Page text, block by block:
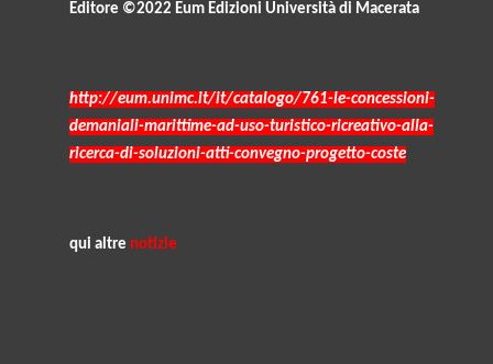
Editore ©2022 Eum Edizioni Università di Macerata
http://eum.unimc.it/it/catalogo/761-le-concessioni-
demaniali-marittime-ad-uso-turistico-ricreativo-alla-
ricerca-di-soluzioni-atti-convegno-progetto-coste
qui altre notizie